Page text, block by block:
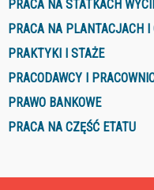
PRACA NA STATKACH
PRACA NA PLANTACJACH I
PRAKTYKI I STAŻE
PRACODAWCY I
PRAWO BANKOWE
PRACA NA CZĘŚĆ ETATU